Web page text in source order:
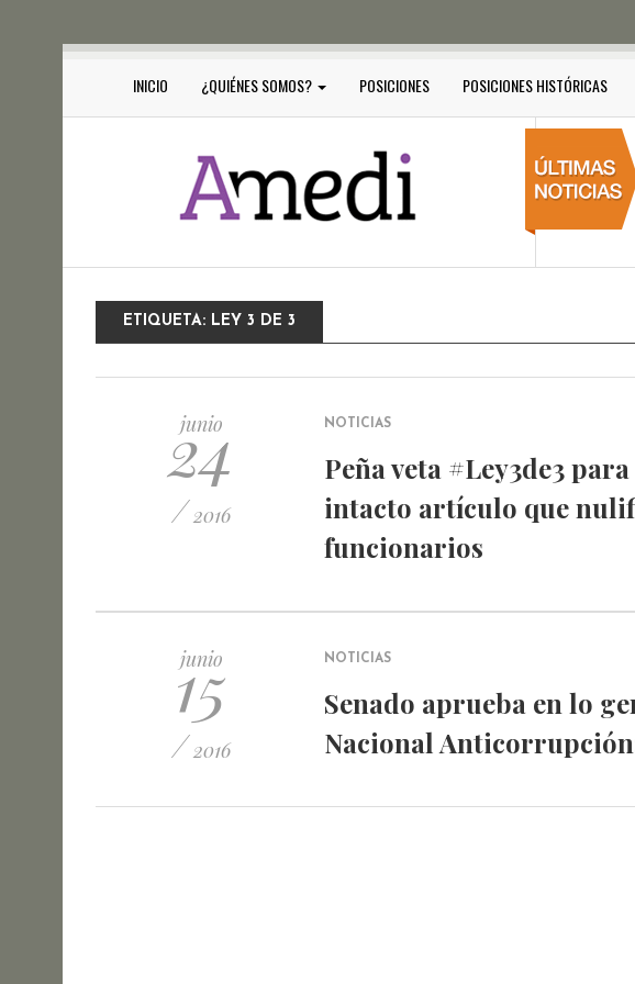
INICIO ¿QUIÉNES SOMOS? POSICIONES POSICIONES HISTÓRICAS
ETIQUETA: LEY 3 DE 3
junio
24
/ 2016
NOTICIAS
Peña veta #Ley3de3
intacto artículo que
funcionarios
junio
15
/ 2016
NOTICIAS
Senado aprueba en lo
Nacional